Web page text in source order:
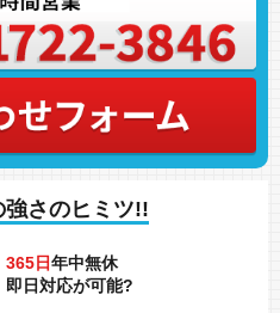
さのヒミツ!!
365日年中無休
即日対応が可能?